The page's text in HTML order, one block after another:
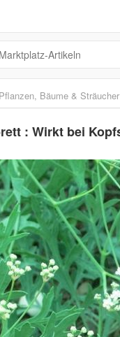
Pflanzen, Bäume & Sträucher
: Wirkt bei